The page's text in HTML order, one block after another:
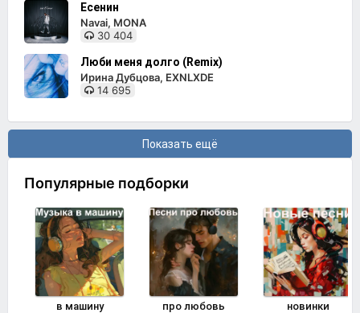
Есенин
Navai, MONA
30 404
Люби меня долго (Remix)
Ирина Дубцова, EXNLXDE
14 695
Показать ещё
Популярные подборки
в машину про любовь новинки